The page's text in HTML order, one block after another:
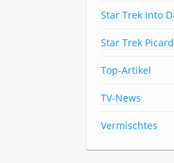
Star Trek Into
Star Trek Picard
Top-Artikel
TV-News
Vermischtes